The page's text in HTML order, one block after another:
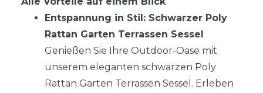
Entspannung in Stil: Schwarzer Poly
Rattan Garten Terrassen Sessel
Genießen Sie Ihre Outdoor-Oase mit
unserem eleganten schwarzen Poly
Rattan Garten Terrassen Sessel. Erleben